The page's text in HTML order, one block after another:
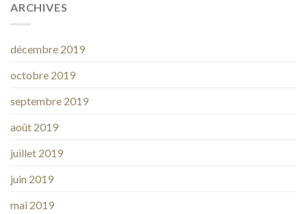
ARCHIVES
décembre 2019
octobre 2019
septembre 2019
août 2019
juillet 2019
juin 2019
mai 2019